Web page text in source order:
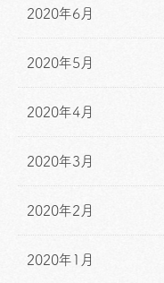
2020年6月
2020年5月
2020年4月
2020年3月
2020年2月
2020年1月